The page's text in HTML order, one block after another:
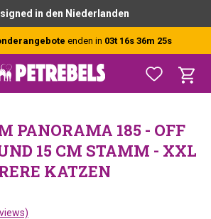
in den Niederlanden
enden in 03t 16s 36m 25s
PANORAMA 185 - OFF
15 CM STAMM - XXL
KATZEN